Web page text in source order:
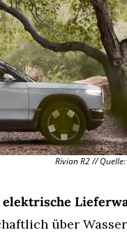
Rivian R2 //
elektrische